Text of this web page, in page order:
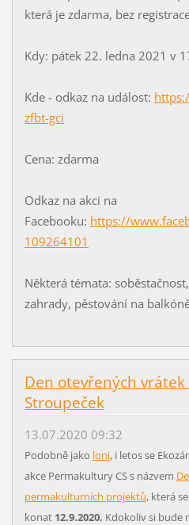
která je zdarma, bez
Kdy: pátek 22. ledna 2021 v
Kde - odkaz na událost:
zfbt-gci
Cena: zdarma
Odkaz na akci na
Facebooku: https://
109264101
Některá témata:
zahrady, pěstování na
Den otevřených vrátek
Stroupeček
13.07.2020 09:32
Podobně jako loni, i letos se
akce Permakultury CS s názvem
permakulturních projektů, která
konat 12.9.2020. Kdokoliv si bude